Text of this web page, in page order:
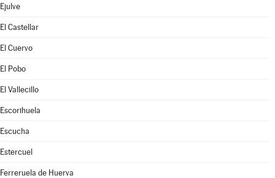
Ejulve
El Castellar
El Cuervo
El Pobo
El Vallecillo
Escorihuela
Escucha
Estercuel
Ferreruela de Huerva